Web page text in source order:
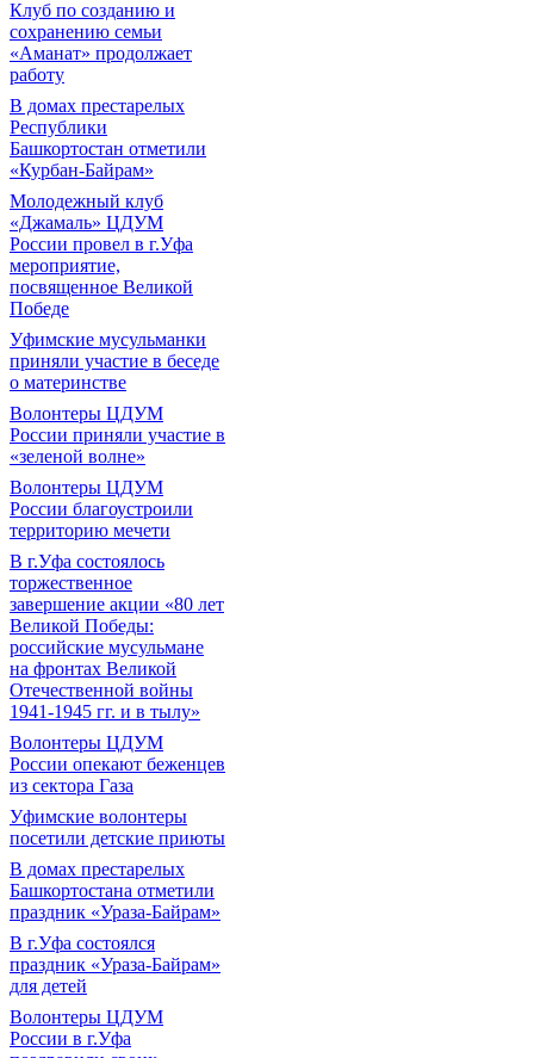
Клуб по созданию и
сохранению семьи
«Аманат» продолжает
работу
В домах престарелых
Республики
Башкортостан отметили
«Курбан-Байрам»
Молодежный клуб
«Джамаль» ЦДУМ
России провел в г.Уфа
мероприятие,
посвященное Великой
Победе
Уфимские мусульманки
приняли участие в беседе
о материнстве
Волонтеры ЦДУМ
России приняли участие в
«зеленой волне»
Волонтеры ЦДУМ
России благоустроили
территорию мечети
В г.Уфа состоялось
торжественное
завершение акции «80 лет
Великой Победы:
российские мусульмане
на фронтах Великой
Отечественной войны
1941-1945 гг. и в тылу»
Волонтеры ЦДУМ
России опекают беженцев
из сектора Газа
Уфимские волонтеры
посетили детские приюты
В домах престарелых
Башкортостана отметили
праздник «Ураза-Байрам»
В г.Уфа состоялся
праздник «Ураза-Байрам»
для детей
Волонтеры ЦДУМ
России в г.Уфа